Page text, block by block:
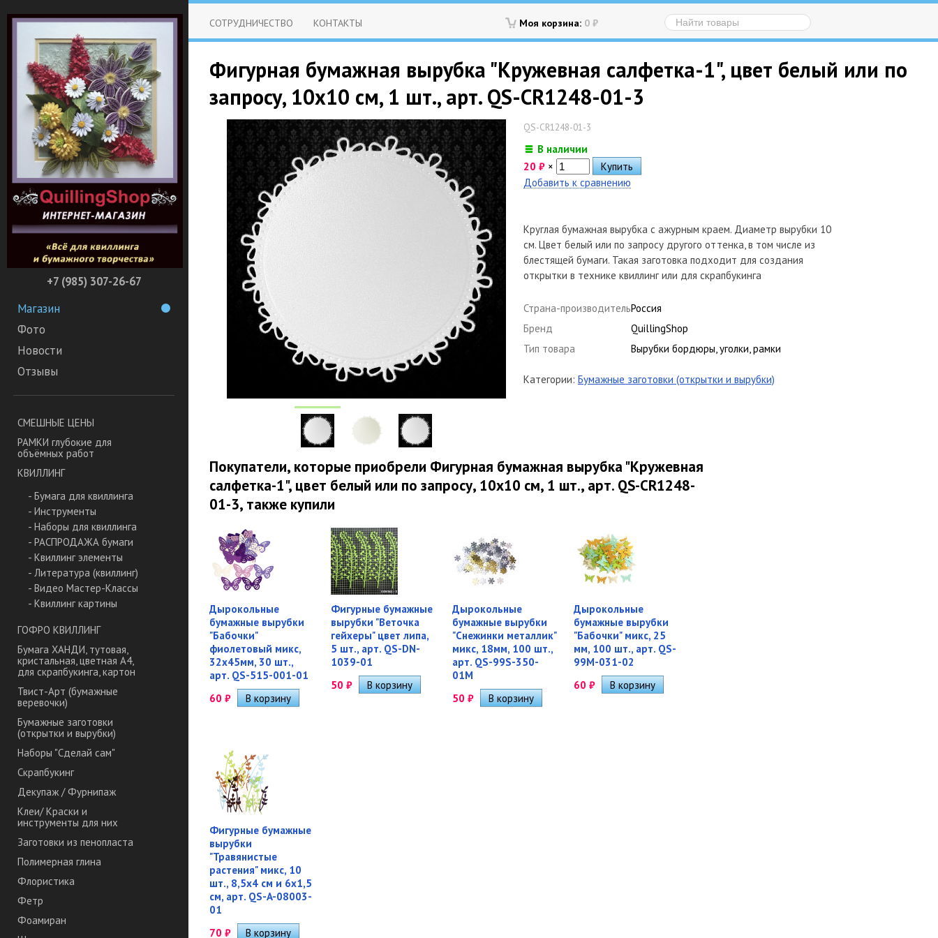
+7 (985) 307-26-67
Магазин
Фото
Новости
Отзывы
СМЕШНЫЕ ЦЕНЫ
РАМКИ глубокие для
объёмных работ
КВИЛЛИНГ
- Бумага для квиллинга
- Инструменты
- Наборы для квиллинга
- РАСПРОДАЖА бумаги
- Квиллинг элементы
- Литература (квиллинг)
- Видео Мастер-Классы
- Квиллинг картины
ГОФРО КВИЛЛИНГ
Бумага ХАНДИ, тутовая,
кристальная, цветная А4,
для скрапбукинга, картон
Твист-Арт (бумажные
веревочки)
Бумажные заготовки
(открытки и вырубки)
Наборы "Сделай сам"
Скрапбукинг
Декупаж / Фурнипаж
Клеи/ Краски и
инструменты для них
Заготовки из пенопласта
Полимерная глина
Флористика
Фетр
Фоамиран
Моя корзина: 0 ₽
СОТРУДНИЧЕСТВО КОНТАКТЫ
Фигурная бумажная вырубка "Кружевная салфетка-1", цвет белый или по
запросу, 10х10 см, 1 шт., арт. QS-CR1248-01-3
QS-CR1248-01-3
В наличии
20 ₽ ×
Добавить к сравнению
Круглая бумажная вырубка с ажурным краем. Диаметр вырубки 10
см. Цвет белый или по запросу другого оттенка, в том числе из
блестящей бумаги. Такая заготовка подходит для создания
открытки в технике квиллинг или для скрапбукинга
Страна-производительРоссия
Бренд
QuillingShop
Тип товара
Вырубки бордюры, уголки, рамки
Категории: Бумажные заготовки (открытки и вырубки)
Покупатели, которые приобрели Фигурная бумажная вырубка "Кружевная
салфетка-1", цвет белый или по запросу, 10х10 см, 1 шт., арт. QS-CR1248-
01-3, также купили
Дырокольные
бумажные вырубки
"Бабочки"
фиолетовый микс,
32х45мм, 30 шт.,
арт. QS-515-001-01
60 ₽
Фигурные бумажные
вырубки "Веточка
гейхеры" цвет липа,
5 шт., арт. QS-DN-
1039-01
50 ₽
Дырокольные
бумажные вырубки
"Снежинки металлик"
микс, 18мм, 100 шт.,
арт. QS-99S-350-
01M
50 ₽
Дырокольные
бумажные вырубки
"Бабочки" микс, 25
мм, 100 шт., арт. QS-
99M-031-02
60 ₽
Фигурные бумажные
вырубки
"Травянистые
растения" микс, 10
шт., 8,5х4 см и 6х1,5
см, арт. QS-A-08003-
01
70 ₽